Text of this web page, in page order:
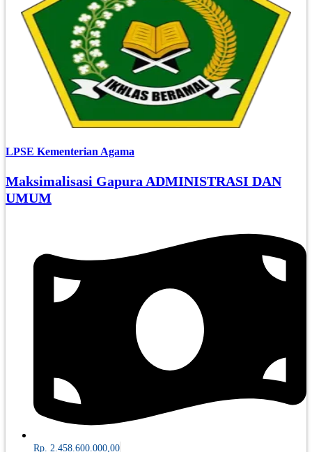
LPSE Kementerian Agama
Maksimalisasi Gapura ADMINISTRASI DAN
UMUM
Rp. 2.458.600.000,00